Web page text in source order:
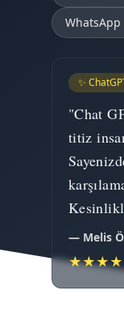
WhatsApp
✨
"Chat
titiz
— Melis